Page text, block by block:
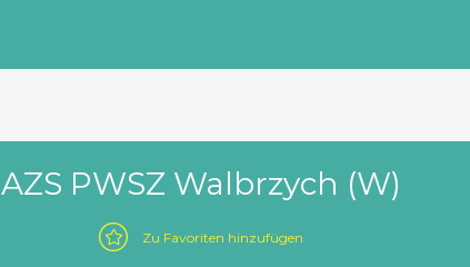
AZS PWSZ Walbrzych (W)
Zu Favoriten hinzufügen